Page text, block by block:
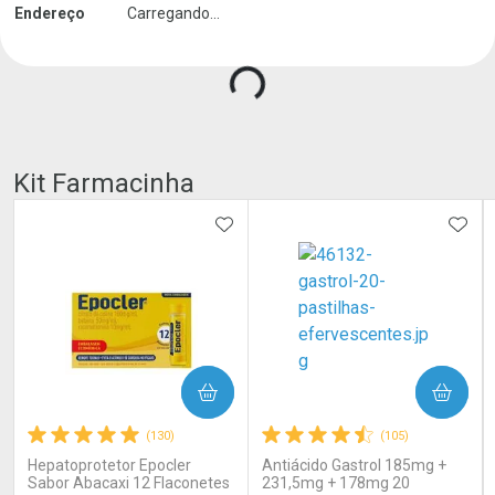
Endereço Carregando...
Kit Farmacinha
(130)
Hepatoprotetor Epocler
Sabor Abacaxi 12 Flaconetes
ADICIONAR AOS FAVORITOS
COMPRAR
(105)
Antiácido Gastrol 185mg +
231,5mg + 178mg 20
COMPRAR